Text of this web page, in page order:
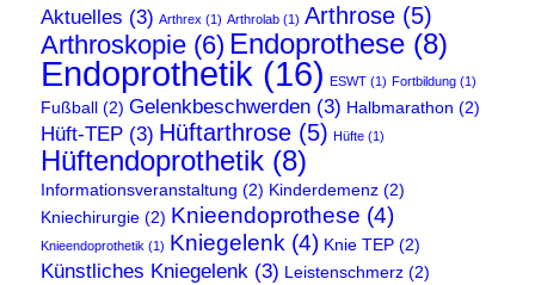
Aktuelles (3) Arthrex (1) Arthrolab(1) Arthrose(5)
Arthroskopie(6) Endoprothese(8)
Endoprothetik (16) ESWT(1) Fortbildung(1)
Fußball(2) Gelenkbeschwerden(3) Halbmarathon (2)
Hüft-TEP(3) Hüftarthrose(5) Hüfte(1)
Hüftendoprothetik(8)
Informationsveranstaltung (2) Kinderdemenz(2)
Kniechirurgie(2) Knieendoprothese (4)
Knieendoprothetik (1) Kniegelenk (4) Knie TEP(2)
Künstliches Kniegelenk (3) Leistenschmerz(2)